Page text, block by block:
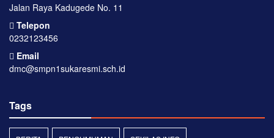
Jalan Raya Kadugede No. 11
Telepon
0232123456
Email
dmc@smpn1sukaresmi.sch.id
Tags